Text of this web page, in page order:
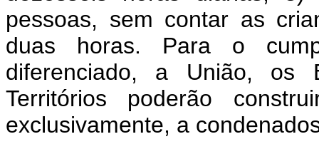
pessoas, sem contar as
duas horas. Para o
diferenciado, a União, os
Territórios poderão
exclusivamente, a